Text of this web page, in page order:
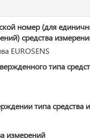
номер (для
средства
EUROSENS
типа
типа средства
измерений